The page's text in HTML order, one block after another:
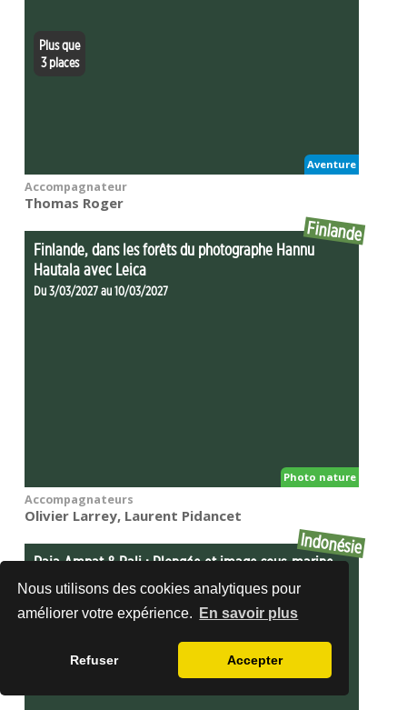
Nous utilisons des cookies analytiques pour
améliorer votre expérience.
En savoir plus
Refuser Accepter
Aventure
Plus que
3 places
Accompagnateur
Thomas Roger
Finlande, dans les forêts du photographe Hannu
Hautala avec Leica
Finlande
Du 3/03/2027 au 10/03/2027
Photo nature
Accompagnateurs
Olivier Larrey, Laurent Pidancet
Raja Ampat & Bali : Plongée et image sous-marine
Indonésie
Du 5/03/2027 au 17/03/2027